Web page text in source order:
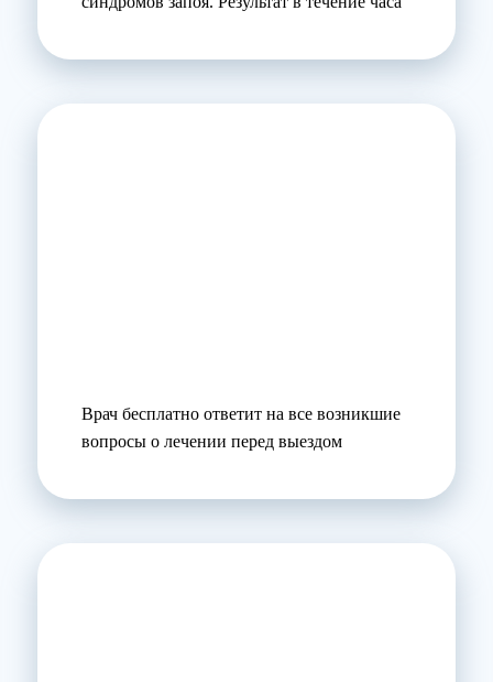
Врач бесплатно ответит на все возникшие
вопросы о лечении перед выездом